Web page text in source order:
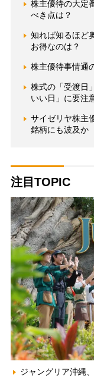
株主優待の大定
べき点は？
知れば知るほど
お得なのは？
株主優待事情通
株式の「受渡日
いい日」に要注
サイゼリヤ株主
銘柄にも波及か
注目TOPIC
ジャングリア沖縄